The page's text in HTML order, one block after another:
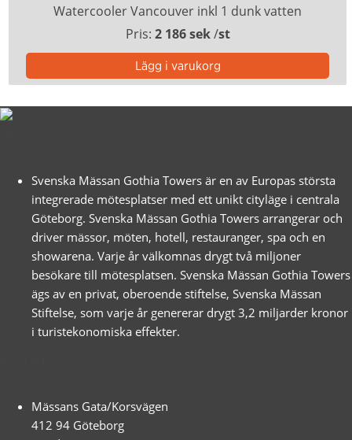
Watercooler Vancouver inkl 1 dunk vatten
Pris: 2 186 sek/st
Svenska Mässan Gothia Towers är en av Europas största
integrerade mötesplatser med ett unikt cityläge i centrala
Göteborg. Svenska Mässan Gothia Towers arrangerar och
driver mässor, möten, hotell, restauranger, spa och en
showarena. Varje år välkomnas drygt två miljoner
besökare till mötesplatsen. Svenska Mässan Gothia Towers
ägs av en privat, oberoende stiftelse, Svenska Mässan
Stiftelse, som varje år genererar drygt 3,2 miljarder kronor
i turistekonomiska effekter.
Mässans Gata/Korsvägen
412 94 Göteborg